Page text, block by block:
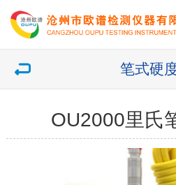
笔式硬
OU2000里氏